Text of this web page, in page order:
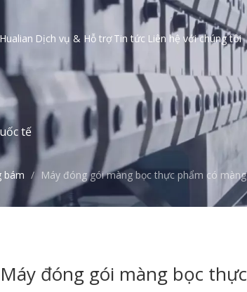
Dịch vụ & Hỗ trợTin tức Liên hệ với chúng tôi
tế
bám / Máy đóng gói màng bọc thực phẩm có
Máy đóng gói màng bọc